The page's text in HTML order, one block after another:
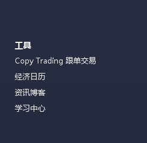
工具
Copy Trading 跟单交易
经济日历
资讯博客
学习中心